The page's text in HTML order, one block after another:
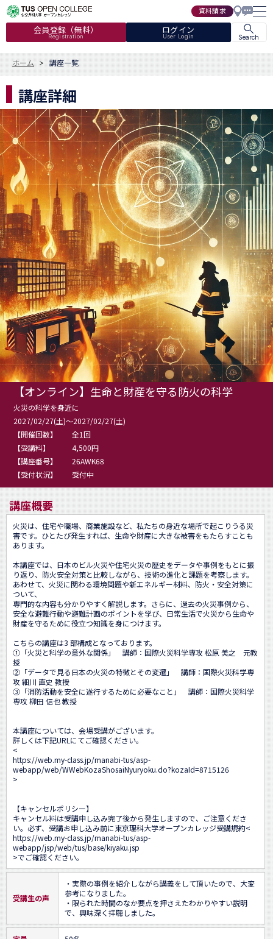
資料請求
会員登録（無料）
Registration
ログイン
User Login Search
ホーム 講座一覧
講座詳細
【オンライン】生命と財産を守る防火の科学
火災の科学を身近に
2027/02/27(土)～2027/02/27(土)
【開催回数】
全1回
【受講料】
4,500円
【講座番号】
26AWK68
【受付状況】
受付中
講座概要
火災は、住宅や職場、商業施設など、私たちの身近な場所で起こりうる災
害です。ひとたび発生すれば、生命や財産に大きな被害をもたらすことも
あります。
本講座では、日本のビル火災や住宅火災の歴史をデータや事例をもとに振
り返り、防火安全対策と比較しながら、技術の進化と課題を考察します。
あわせて、火災に関わる環境問題や新エネルギー材料、防火・安全対策に
ついて、
専門的な内容も分かりやすく解説します。さらに、過去の火災事例から、
安全な避難行動や避難計画のポイントを学び、日常生活で火災から生命や
財産を守るために役立つ知識を身につけます。
こちらの講座は3 部構成となっております。
①「火災と科学の意外な関係」　講師：国際火災科学専攻 松原 美之　元教
授
②「データで見る日本の火災の特徴とその変遷」　講師：国際火災科学専
攻 細川 直史 教授
③「消防活動を安全に遂行するために必要なこと」　講師：国際火災科学
専攻 柳田 信也 教授
本講座については、会場受講がございます。
詳しくは下記URLにてご確認ください。
<
https://web.my-class.jp/manabi-tus/asp-
webapp/web/WWebKozaShosaiNyuryoku.do?kozaId=8715126
>
【キャンセルポリシー】
キャンセル料は受講申し込み完了後から発生しますので、ご注意くださ
い。必ず、受講お申し込み前に東京理科大学オープンカレッジ受講規約<
https://web.my-class.jp/manabi-tus/asp-
webapp/jsp/web/tus/base/kiyaku.jsp
>でご確認ください。
受講生の声
・実際の事例を紹介しながら講義をして頂いたので、大変
参考になりました。
・限られた時間のなか要点を押さえたわかりやすい説明
で、興味深く拝聴しました。